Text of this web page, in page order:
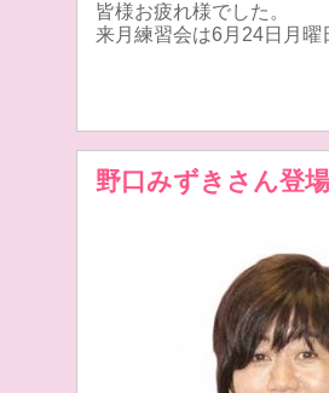
皆様お疲れ様でした。
来月練習会は6月24日月
野口みずきさん登